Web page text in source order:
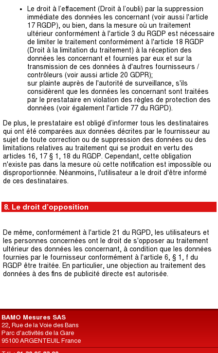
Le droit à l’effacement (Droit à l’oubli) par la suppression
immédiate des données les concernant (voir aussi l'article
17 RGDP), ou bien, dans la mesure où un traitement
ultérieur conformément à l'article 3 du RGDP est nécessaire
de limiter le traitement conformément à l'article 18 RGDP
(Droit à la limitation du traitement) à la réception des
données les concernant et fournies par eux et sur la
transmission de ces données à d'autres fournisseurs /
contrôleurs (voir aussi article 20 GDPR);
sur plainte auprès de l'autorité de surveillance, s'ils
considèrent que les données les concernant sont traitées
par le prestataire en violation des règles de protection des
données (voir également l'article 77 du RGPD).
De plus, le prestataire est obligé d’informer tous les destinataires
qui ont été comparées aux données décrites par le fournisseur au
sujet de toute correction ou de suppression des données ou des
limitations relatives au traitement qui se produit en vertu des
articles 16, 17 § 1, 18 du RGDP. Cependant, cette obligation
n'existe pas dans la mesure où cette notification est impossible ou
disproportionnée. Néanmoins, l'utilisateur a le droit d'être informé
de ces destinataires.
8. Le droit d’opposition
De même, conformément à l'article 21 du RGPD, les utilisateurs et
les personnes concernées ont le droit de s'opposer au traitement
ultérieur des données les concernant, à condition que les données
fournies par le fournisseur conformément à l'article 6, § 1, f du
RGDP être traitée. En particulier, une objection au traitement des
données à des fins de publicité directe est autorisée.
BAMO Mesures SAS
22, Rue de la Voie des Bans
Parc d'activités de la Gare
95100 ARGENTEUIL France